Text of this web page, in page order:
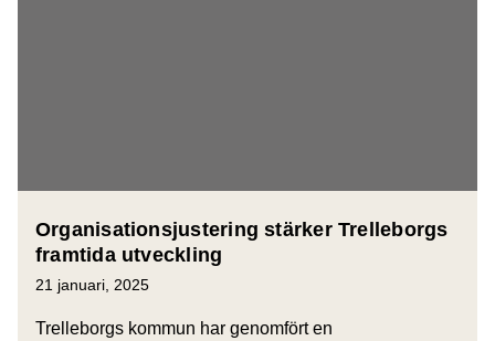
Organisationsjustering stärker Trelleborgs
framtida utveckling
21 januari, 2025
Trelleborgs kommun har genomfört en